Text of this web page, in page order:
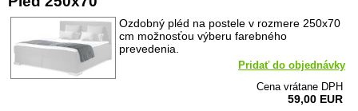
Ozdobný pléd na postele v rozmere 250x70
cm možnosťou výberu farebného
prevedenia.
Pridať do objednávky
Cena vrátane DPH
59,00 EUR